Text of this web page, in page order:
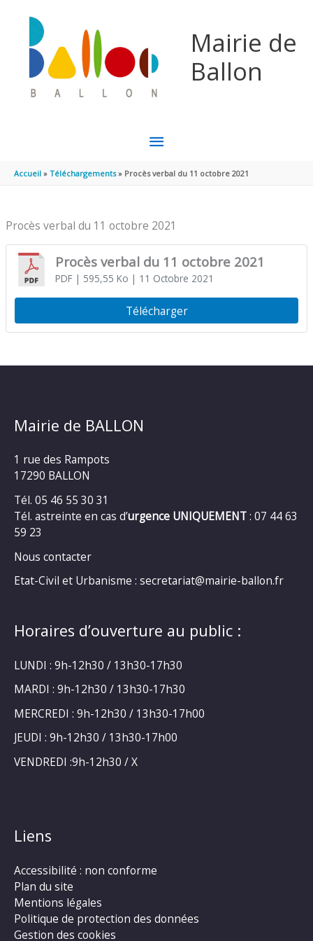
Mairie de
Ballon
MENU
PRINCIPAL
Accueil Téléchargements Procès verbal du 11 octobre 2021
Procès verbal du 11 octobre 2021
Procès verbal du 11 octobre 2021
PDF| 595,55 Ko | 11 Octobre 2021
Télécharger
Mairie de BALLON
1 rue des Rampots
17290 BALLON
Tél. 05 46 55 30 31
Tél. astreinte en cas d’urgence UNIQUEMENT: 07 44 63
59 23
Nous contacter
Etat-Civil et Urbanisme : secretariat@mairie-ballon.fr
Horaires d’ouverture au public :
LUNDI : 9h-12h30 / 13h30-17h30
MARDI : 9h-12h30 / 13h30-17h30
MERCREDI : 9h-12h30 / 13h30-17h00
JEUDI : 9h-12h30 / 13h30-17h00
VENDREDI :9h-12h30 / X
Liens
Accessibilité : non conforme
Plan du site
Mentions légales
Politique de protection des données
Gestion des cookies